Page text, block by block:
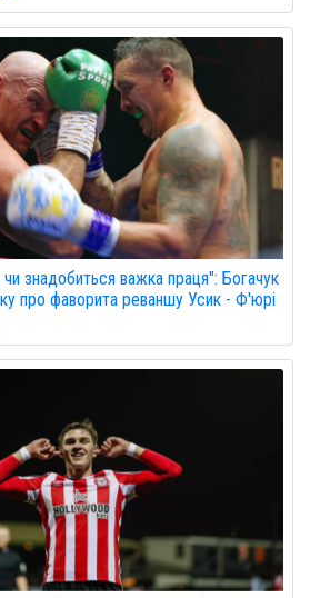
знадобиться важка праця": Богачук
про фаворита реваншу Усик - Ф'юрі